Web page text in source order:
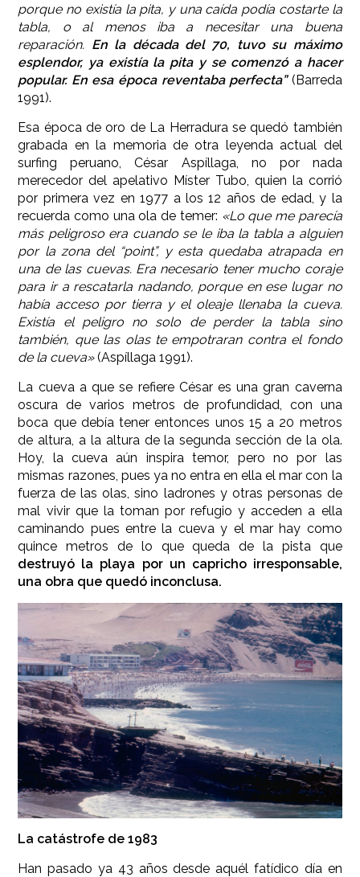
porque no existía la pita, y una caída podía costarte la
tabla, o al menos iba a necesitar una buena
reparación. En la década del 70, tuvo su máximo
esplendor, ya existía la pita y se comenzó a hacer
popular. En esa época reventaba perfecta”(Barreda
1991).
Esa época de oro de La Herradura se quedó también
grabada en la memoria de otra leyenda actual del
surfing peruano, César Aspíllaga, no por nada
merecedor del apelativo Míster Tubo, quien la corrió
por primera vez en 1977 a los 12 años de edad, y la
recuerda como una ola de temer: «Lo que me parecía
más peligroso era cuando se le iba la tabla a alguien
por la zona del “point”, y esta quedaba atrapada en
una de las cuevas. Era necesario tener mucho coraje
para ir a rescatarla nadando, porque en ese lugar no
había acceso por tierra y el oleaje llenaba la cueva.
Existía el peligro no solo de perder la tabla sino
también, que las olas te empotraran contra el fondo
de la cueva»(Aspíllaga 1991).
La cueva a que se refiere César es una gran caverna
oscura de varios metros de profundidad, con una
boca que debía tener entonces unos 15 a 20 metros
de altura, a la altura de la segunda sección de la ola.
Hoy, la cueva aún inspira temor, pero no por las
mismas razones, pues ya no entra en ella el mar con la
fuerza de las olas, sino ladrones y otras personas de
mal vivir que la toman por refugio y acceden a ella
caminando pues entre la cueva y el mar hay como
quince metros de lo que queda de la pista que
destruyó la playa por un capricho irresponsable,
una obra que quedó inconclusa.
La catástrofe de 1983
Han pasado ya 43 años desde aquél fatídico día en